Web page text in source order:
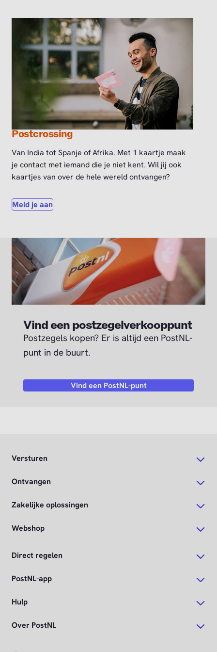
Postcrossing
Van India tot Spanje of Afrika. Met 1 kaartje maak
je contact met iemand die je niet kent. Wil jij ook
kaartjes van over de hele wereld ontvangen?
Meld je aan
Vind een postzegelverkooppunt
Postzegels kopen? Er is altijd een PostNL-
punt in de buurt.
Vind een PostNL-punt
Versturen
Ontvangen
Zakelijke oplossingen
Webshop
Direct regelen
PostNL-app
Hulp
Over PostNL